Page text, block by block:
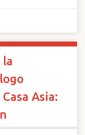
la
Asia: